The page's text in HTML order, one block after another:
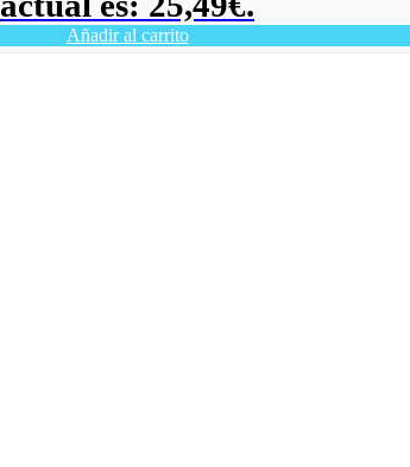
Añadir al carrito